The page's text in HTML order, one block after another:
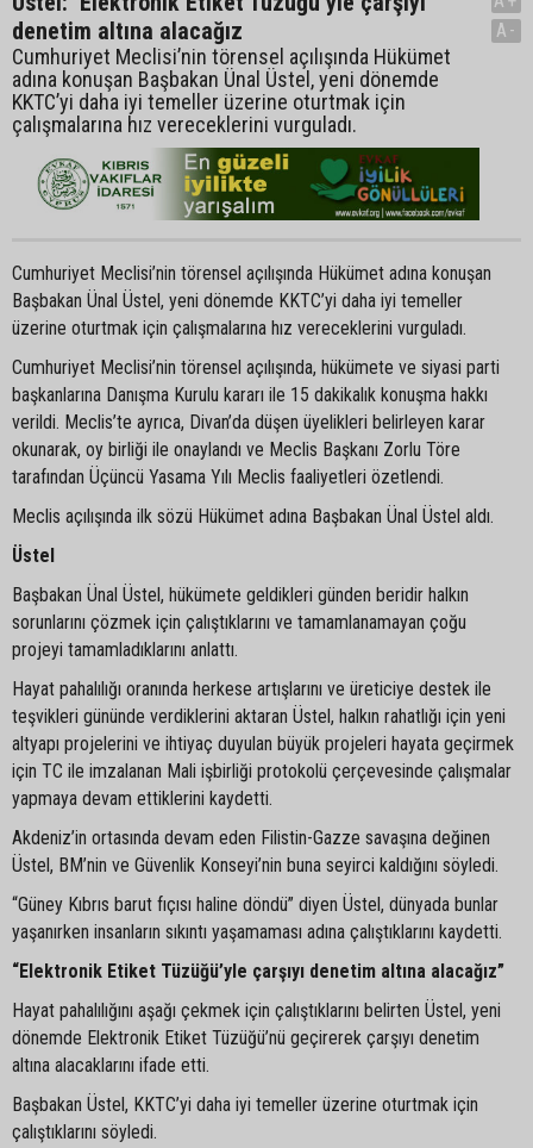
denetim altına alacağız
Cumhuriyet Meclisi’nin törensel açılışında Hükümet
adına konuşan Başbakan Ünal Üstel, yeni dönemde
KKTC’yi daha iyi temeller üzerine oturtmak için
çalışmalarına hız vereceklerini vurguladı.
A-
Cumhuriyet Meclisi’nin törensel açılışında Hükümet adına konuşan
Başbakan Ünal Üstel, yeni dönemde KKTC’yi daha iyi temeller
üzerine oturtmak için çalışmalarına hız vereceklerini vurguladı.
Cumhuriyet Meclisi’nin törensel açılışında, hükümete ve siyasi parti
başkanlarına Danışma Kurulu kararı ile 15 dakikalık konuşma hakkı
verildi. Meclis’te ayrıca, Divan’da düşen üyelikleri belirleyen karar
okunarak, oy birliği ile onaylandı ve Meclis Başkanı Zorlu Töre
tarafından Üçüncü Yasama Yılı Meclis faaliyetleri özetlendi.
Meclis açılışında ilk sözü Hükümet adına Başbakan Ünal Üstel aldı.
Üstel
Başbakan Ünal Üstel, hükümete geldikleri günden beridir halkın
sorunlarını çözmek için çalıştıklarını ve tamamlanamayan çoğu
projeyi tamamladıklarını anlattı.
Hayat pahalılığı oranında herkese artışlarını ve üreticiye destek ile
teşvikleri gününde verdiklerini aktaran Üstel, halkın rahatlığı için yeni
altyapı projelerini ve ihtiyaç duyulan büyük projeleri hayata geçirmek
için TC ile imzalanan Mali işbirliği protokolü çerçevesinde çalışmalar
yapmaya devam ettiklerini kaydetti.
Akdeniz’in ortasında devam eden Filistin-Gazze savaşına değinen
Üstel, BM’nin ve Güvenlik Konseyi’nin buna seyirci kaldığını söyledi.
“Güney Kıbrıs barut fıçısı haline döndü” diyen Üstel, dünyada bunlar
yaşanırken insanların sıkıntı yaşamaması adına çalıştıklarını kaydetti.
“Elektronik Etiket Tüzüğü’yle çarşıyı denetim altına alacağız”
Hayat pahalılığını aşağı çekmek için çalıştıklarını belirten Üstel, yeni
dönemde Elektronik Etiket Tüzüğü’nü geçirerek çarşıyı denetim
altına alacaklarını ifade etti.
Başbakan Üstel, KKTC’yi daha iyi temeller üzerine oturtmak için
çalıştıklarını söyledi.